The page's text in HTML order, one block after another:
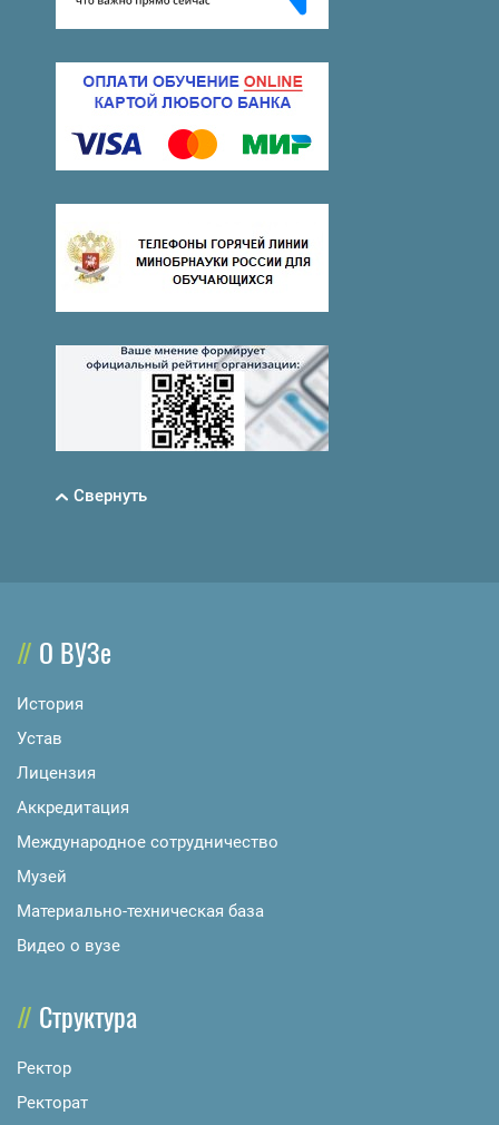
Свернуть
О ВУЗе
История
Устав
Лицензия
Аккредитация
Международное сотрудничество
Музей
Материально-техническая база
Видео о вузе
Структура
Ректор
Ректорат